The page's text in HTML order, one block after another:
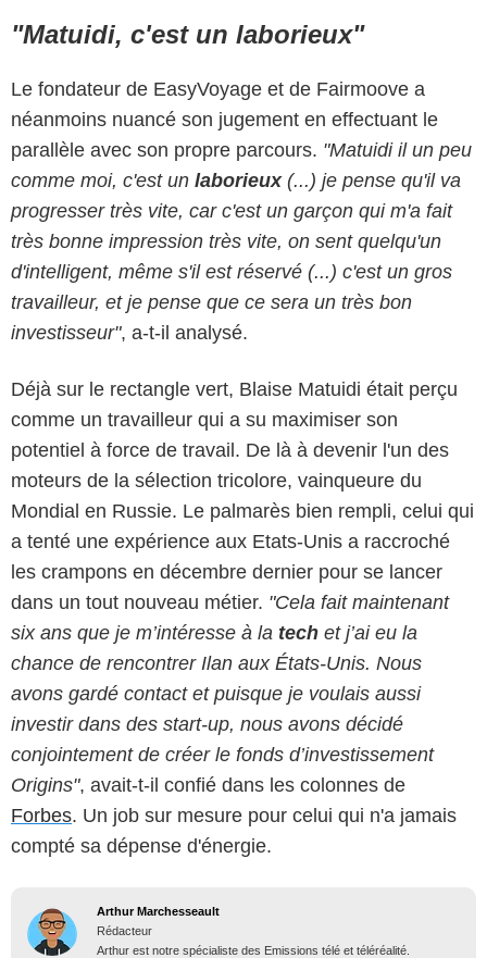
"Matuidi, c'est un laborieux"
Le fondateur de EasyVoyage et de Fairmoove a
néanmoins nuancé son jugement en effectuant le
parallèle avec son propre parcours. "Matuidi il un peu
comme moi, c'est un laborieux(...) je pense qu'il va
progresser très vite, car c'est un garçon qui m'a fait
très bonne impression très vite, on sent quelqu'un
d'intelligent, même s'il est réservé (...) c'est un gros
travailleur, et je pense que ce sera un très bon
investisseur", a-t-il analysé.
Déjà sur le rectangle vert, Blaise Matuidi était perçu
comme un travailleur qui a su maximiser son
potentiel à force de travail. De là à devenir l'un des
moteurs de la sélection tricolore, vainqueure du
Mondial en Russie. Le palmarès bien rempli, celui qui
a tenté une expérience aux Etats-Unis a raccroché
les crampons en décembre dernier pour se lancer
dans un tout nouveau métier. "Cela fait maintenant
six ans que je m’intéresse à la tech et j’ai eu la
chance de rencontrer Ilan aux États-Unis. Nous
avons gardé contact et puisque je voulais aussi
investir dans des start-up, nous avons décidé
conjointement de créer le fonds d’investissement
Origins", avait-t-il confié dans les colonnes de
Forbes. Un job sur mesure pour celui qui n'a jamais
compté sa dépense d'énergie.
Arthur Marchesseault
Rédacteur
Arthur est notre spécialiste des Emissions télé et téléréalité.